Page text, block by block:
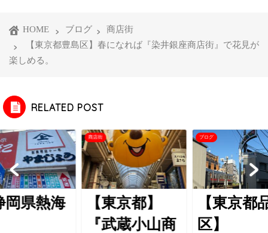
HOME ブログ
商店街
【東京都豊島区】春になれば『染井銀座商店街』で花見が
楽しめる。
RELATED POST
岡県熱海
商店街
【東京都】
『武蔵小山商
ブログ
【東京都
区】